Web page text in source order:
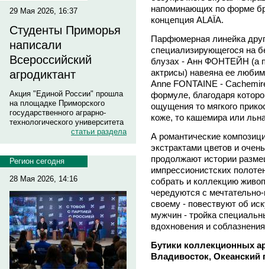
29 Мая 2026, 16:37
Студенты Приморья
написали
Всероссийский
агродиктант
Акция "Единой России" прошла
на площадке Приморского
государственного аграрно-
технологического университета
статьи раздела
Регион сегодня
28 Мая 2026, 14:16
напоминающих по форме
концепция ALAÏA.
Парфюмерная линейка
специализирующегося на
блузах - Анн ФОНТЕЙН (а
актрисы) навеяна ее
Anne FONTAINE -
формуле, благодаря
ощущения то мягкого
коже, то кашемира или
А романтические
экстрактами цветов и
продолжают истории
импрессионистских
собрать и коллекцию
чередуются с
своему - повествуют об
мужчин - тройка
вдохновения и
Бутики коллекционных
Владивосток, Океанский